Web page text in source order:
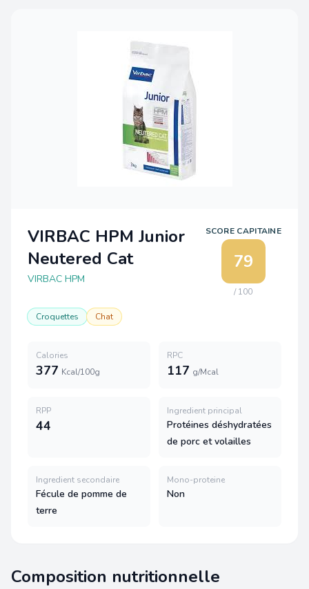
VIRBAC HPM Junior
Neutered Cat
VIRBAC HPM
SCORE CAPITAINE
79
/ 100
Croquettes Chat
Calories
377 Kcal/100g
RPC
117 g/Mcal
RPP
44
Ingredient principal
Protéines déshydratées
de porc et volailles
Ingredient secondaire
Fécule de pomme de
terre
Mono-proteine
Non
Composition nutritionnelle